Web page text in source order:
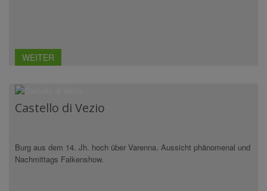
WEITER
Castello di Vezio
Burg aus dem 14. Jh. hoch über Varenna. Aussicht phänomenal und
Nachmittags Falkenshow.